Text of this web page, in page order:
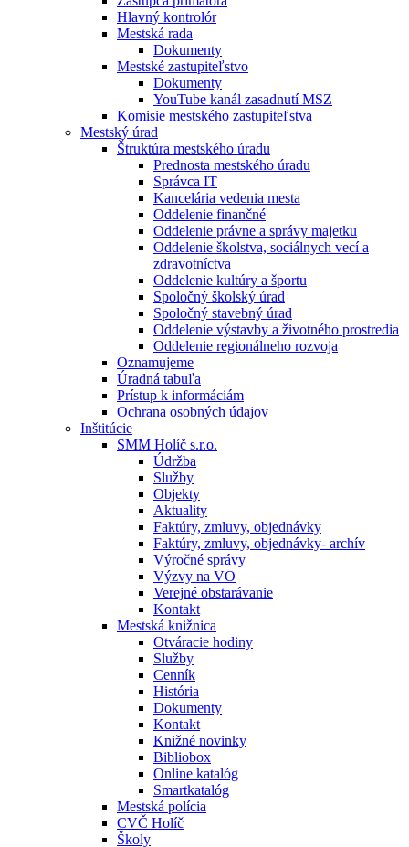
Hlavný kontrolór
Mestská rada
Dokumenty
Mestské zastupiteľstvo
Dokumenty
YouTube kanál zasadnutí MSZ
Komisie mestského zastupiteľstva
Mestský úrad
Štruktúra mestského úradu
Prednosta mestského úradu
Správca IT
Kancelária vedenia mesta
Oddelenie finančné
Oddelenie právne a správy majetku
Oddelenie školstva, sociálnych vecí a
zdravotníctva
Oddelenie kultúry a športu
Spoločný školský úrad
Spoločný stavebný úrad
Oddelenie výstavby a životného prostredia
Oddelenie regionálneho rozvoja
Oznamujeme
Úradná tabuľa
Prístup k informáciám
Ochrana osobných údajov
Inštitúcie
SMM Holíč s.r.o.
Údržba
Služby
Objekty
Aktuality
Faktúry, zmluvy, objednávky
Faktúry, zmluvy, objednávky- archív
Výročné správy
Výzvy na VO
Verejné obstarávanie
Kontakt
Mestská knižnica
Otváracie hodiny
Služby
Cenník
História
Dokumenty
Kontakt
Knižné novinky
Bibliobox
Online katalóg
Smartkatalóg
Mestská polícia
CVČ Holíč
Školy